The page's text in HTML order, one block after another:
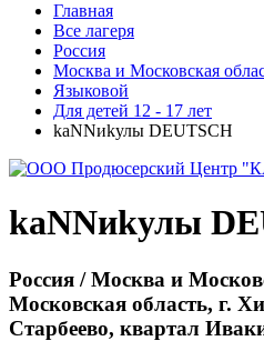
Главная
Все лагеря
Россия
Москва и Московская
Языковой
Для детей 12 - 17 лет
kaNNиkулы DEUTSCH
kaNNиkулы
Россия / Москва и
Московская область, г.
Старбеево, квартал